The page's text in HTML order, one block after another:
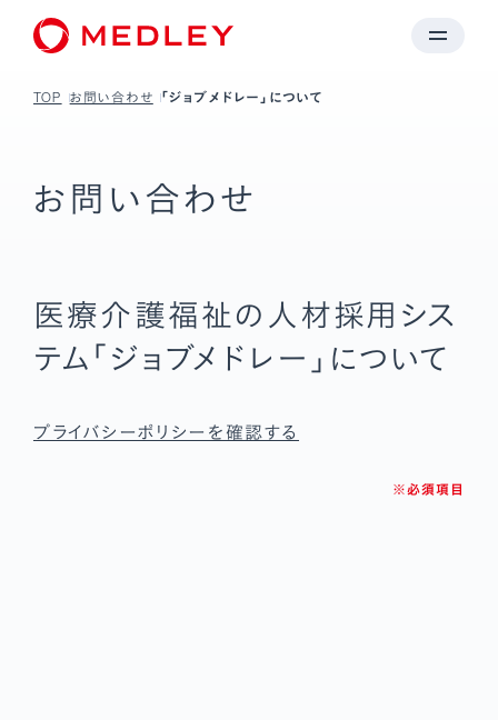
TOP お問い合わせ 「ジョブメドレー」について
お問い合わせ
医療介護福祉の人材採用シス
テム「ジョブメドレー」について
プライバシーポリシーを確認する
※必須項目